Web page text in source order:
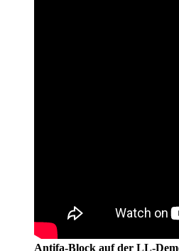
Antifa-Block auf der LL-